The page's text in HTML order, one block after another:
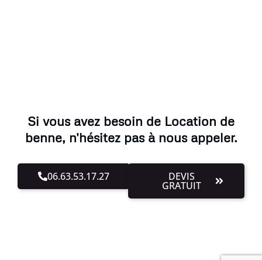
Si vous avez besoin de Location de
benne, n'hésitez pas à nous appeler.
06.63.53.17.27 DEVIS
GRATUIT